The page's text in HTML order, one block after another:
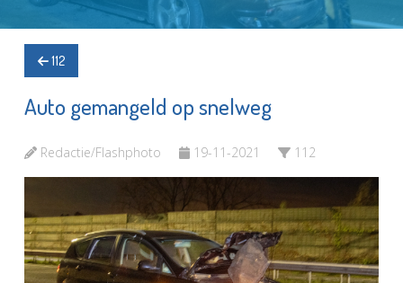
112
Auto gemangeld op snelweg
Redactie/Flashphoto 19-11-2021 112